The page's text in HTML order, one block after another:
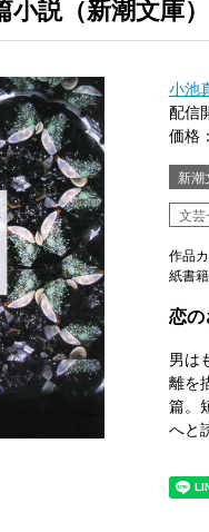
説（新潮文庫）
小池
配信
価格
新潮
文芸
作品
紙書
恋の
男は
離を
篇。
へと